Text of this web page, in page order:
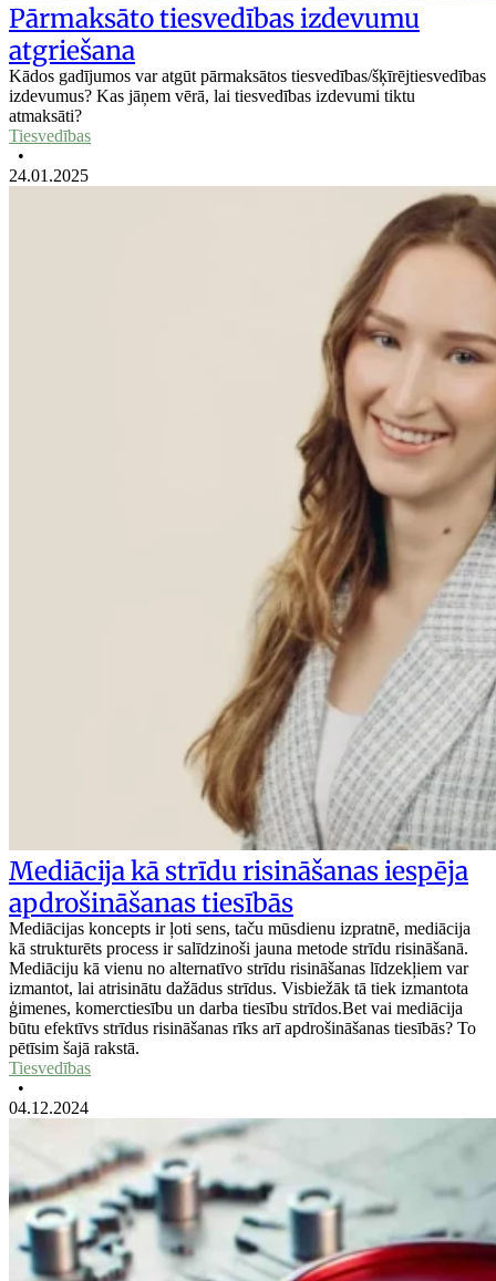
Pārmaksāto tiesvedības izdevumu
atgriešana
Kādos gadījumos var atgūt pārmaksātos tiesvedības/šķīrējtiesvedības
izdevumus? Kas jāņem vērā, lai tiesvedības izdevumi tiktu
atmaksāti?
Tiesvedības
•
24.01.2025
Mediācija kā strīdu risināšanas iespēja
apdrošināšanas tiesībās
Mediācijas koncepts ir ļoti sens, taču mūsdienu izpratnē, mediācija
kā strukturēts process ir salīdzinoši jauna metode strīdu risināšanā.
Mediāciju kā vienu no alternatīvo strīdu risināšanas līdzekļiem var
izmantot, lai atrisinātu dažādus strīdus. Visbiežāk tā tiek izmantota
ģimenes, komerctiesību un darba tiesību strīdos.Bet vai mediācija
būtu efektīvs strīdus risināšanas rīks arī apdrošināšanas tiesībās? To
pētīsim šajā rakstā.
Tiesvedības
•
04.12.2024